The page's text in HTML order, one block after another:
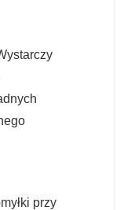
przy